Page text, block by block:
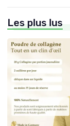
Les plus lus